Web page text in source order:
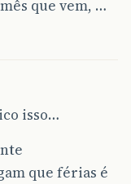
que vem, …
isso…
que férias é